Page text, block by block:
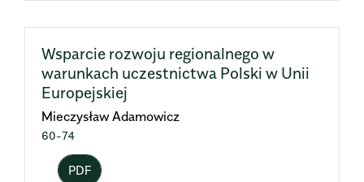
Wsparcie rozwoju regionalnego w
warunkach uczestnictwa Polski w Unii
Europejskiej
Mieczysław Adamowicz
60-74
PDF